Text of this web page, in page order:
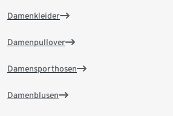
Damenkleider
Damenpullover
Damensporthosen
Damenblusen